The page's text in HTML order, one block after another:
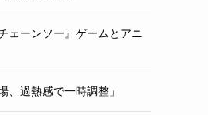
ェーンソー』ゲームとアニ
、過熱感で一時調整」